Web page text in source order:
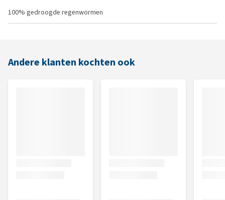
100% gedroogde regenwormen
Andere klanten kochten ook